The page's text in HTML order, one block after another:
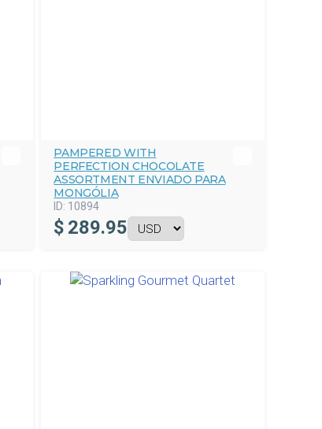
PAMPERED WITH
PERFECTION CHOCOLATE
ASSORTMENT ENVIADO PARA
MONGÓLIA
ID: 10894
$ 289.95